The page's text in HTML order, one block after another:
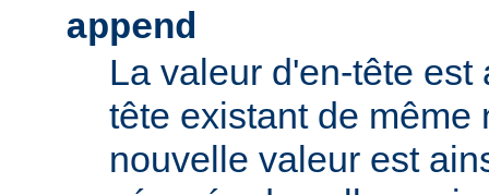
append
La valeur d'en-tête est
tête existant de même
nouvelle valeur est